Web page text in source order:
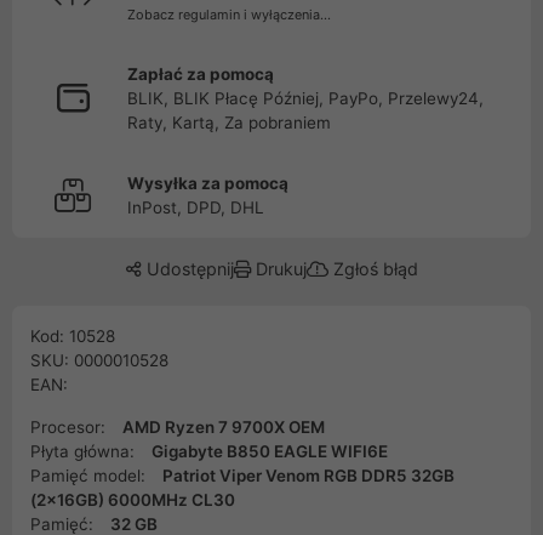
Zobacz regulamin i wyłączenia...
Zapłać za pomocą
BLIK, BLIK Płacę Później, PayPo, Przelewy24,
Raty, Kartą, Za pobraniem
Wysyłka za pomocą
InPost, DPD, DHL
Udostępnij Drukuj Zgłoś błąd
Kod: 10528
SKU: 0000010528
EAN:
Procesor:
AMD Ryzen 7 9700X OEM
Płyta główna:
Gigabyte B850 EAGLE WIFI6E
Pamięć model:
Patriot Viper Venom RGB DDR5 32GB
(2x16GB) 6000MHz CL30
Pamięć:
32 GB